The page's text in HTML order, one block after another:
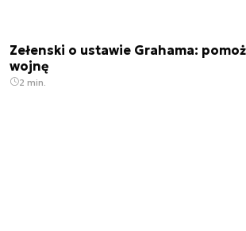
Zełenski o ustawie Grahama:
wojnę
2 min.